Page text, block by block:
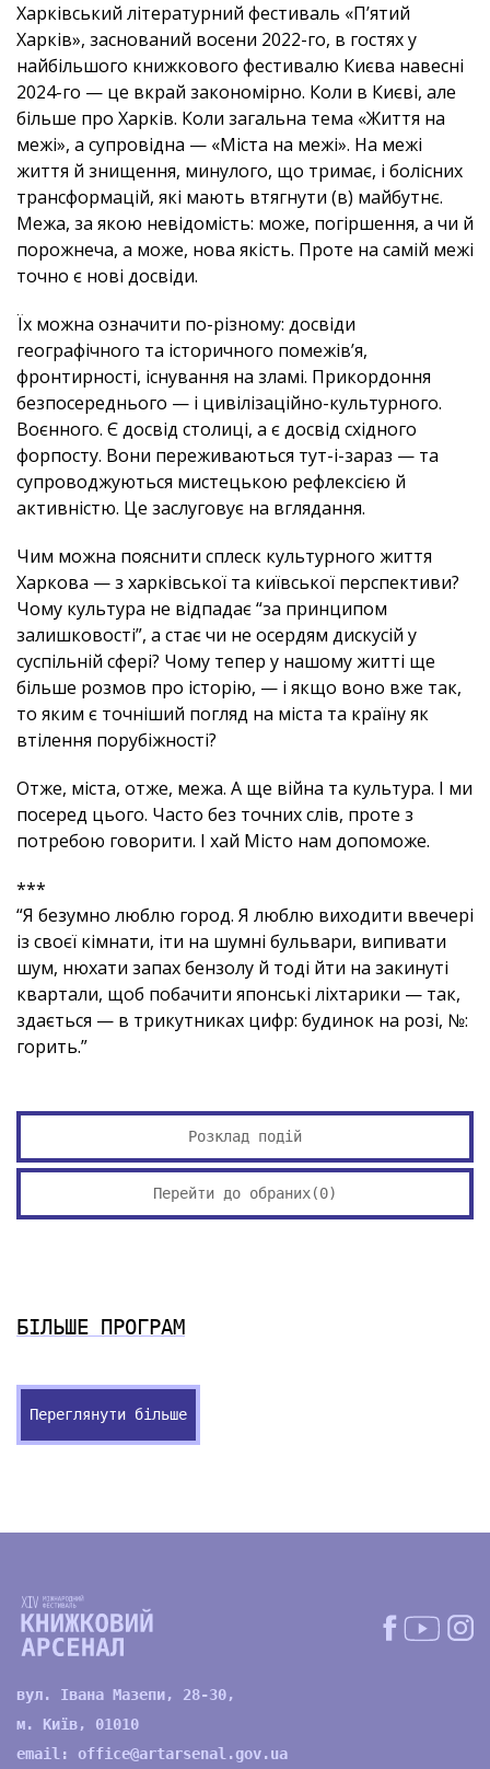
БІЛЬШЕ ПРОГРАМ
Переглянути більше
Харківський літературний фестиваль «П’ятий
Харків», заснований восени 2022-го, в гостях у
найбільшого книжкового фестивалю Києва навесні
2024-го — це вкрай закономірно. Коли в Києві, але
більше про Харків. Коли загальна тема «Життя на
межі», а супровідна — «Міста на межі». На межі
життя й знищення, минулого, що тримає, і болісних
трансформацій, які мають втягнути (в) майбутнє.
Межа, за якою невідомість: може, погіршення, а чи й
порожнеча, а може, нова якість. Проте на самій межі
точно є нові досвіди.
Їх можна означити по-різному: досвіди
географічного та історичного помежів’я,
фронтирності, існування на зламі. Прикордоння
безпосереднього — і цивілізаційно-культурного.
Воєнного. Є досвід столиці, а є досвід східного
форпосту. Вони переживаються тут-і-зараз — та
супроводжуються мистецькою рефлексією й
активністю. Це заслуговує на вглядання.
Чим можна пояснити сплеск культурного життя
Харкова — з харківської та київської перспективи?
Чому культура не відпадає “за принципом
залишковості”, а стає чи не осердям дискусій у
суспільній сфері? Чому тепер у нашому житті ще
більше розмов про історію, — і якщо воно вже так,
то яким є точніший погляд на міста та країну як
втілення порубіжності?
Отже, міста, отже, межа. А ще війна та культура. І ми
посеред цього. Часто без точних слів, проте з
потребою говорити. І хай Місто нам допоможе.
***
“Я безумно люблю город. Я люблю виходити ввечері
із своєї кімнати, іти на шумні бульвари, випивати
шум, нюхати запах бензолу й тоді йти на закинуті
квартали, щоб побачити японські ліхтарики — так,
здається — в трикутниках цифр: будинок на розі, №:
горить.”
Розклад подій
Перейти до обраних(0)
вул. Івана Мазепи, 28-30,
м. Київ, 01010
email: office@artarsenal.gov.ua